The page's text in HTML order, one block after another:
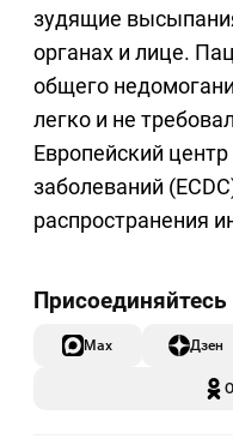
зудящие
органах и лице.
общего
легко и не
Европейский
заболеваний
распространения
Max Дзен